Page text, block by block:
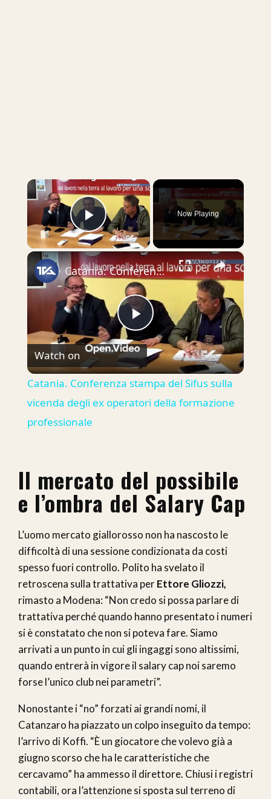
×
Play Video
Now Playing
×
Play
Video
Catania. Conferenza stampa del Sifus sulla vicenda degli ex operatori della formazione professionale
Watch on
Catania. Conferenza stampa del Sifus sulla
vicenda degli ex operatori della formazione
professionale
Il mercato del possibile
e l’ombra del Salary Cap
L’uomo mercato giallorosso non ha nascosto le
difficoltà di una sessione condizionata da costi
spesso fuori controllo. Polito ha svelato il
retroscena sulla trattativa perEttore Gliozzi,
rimasto a Modena: “Non credo si possa parlare di
trattativa perché quando hanno presentato i numeri
si è constatato che non si poteva fare. Siamo
arrivati a un punto in cui gli ingaggi sono altissimi,
quando entrerà in vigore il salary cap noi saremo
forse l’unico club nei parametri”.
Nonostante i “no” forzati ai grandi nomi, il
Catanzaro ha piazzato un colpo inseguito da tempo:
l’arrivo di Koffi. “È un giocatore che volevo già a
giugno scorso che ha le caratteristiche che
cercavamo” ha ammesso il direttore. Chiusi i registri
contabili, ora l’attenzione si sposta sul terreno di